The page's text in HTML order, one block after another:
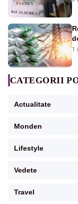
1
CATEGORII
Actualitate
Monden
Lifestyle
Vedete
Travel